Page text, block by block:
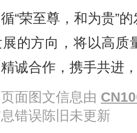
“荣至尊，和为贵”
的方向，将以高质
诚合作，携手共进
面图文信息由
错误陈旧未更新